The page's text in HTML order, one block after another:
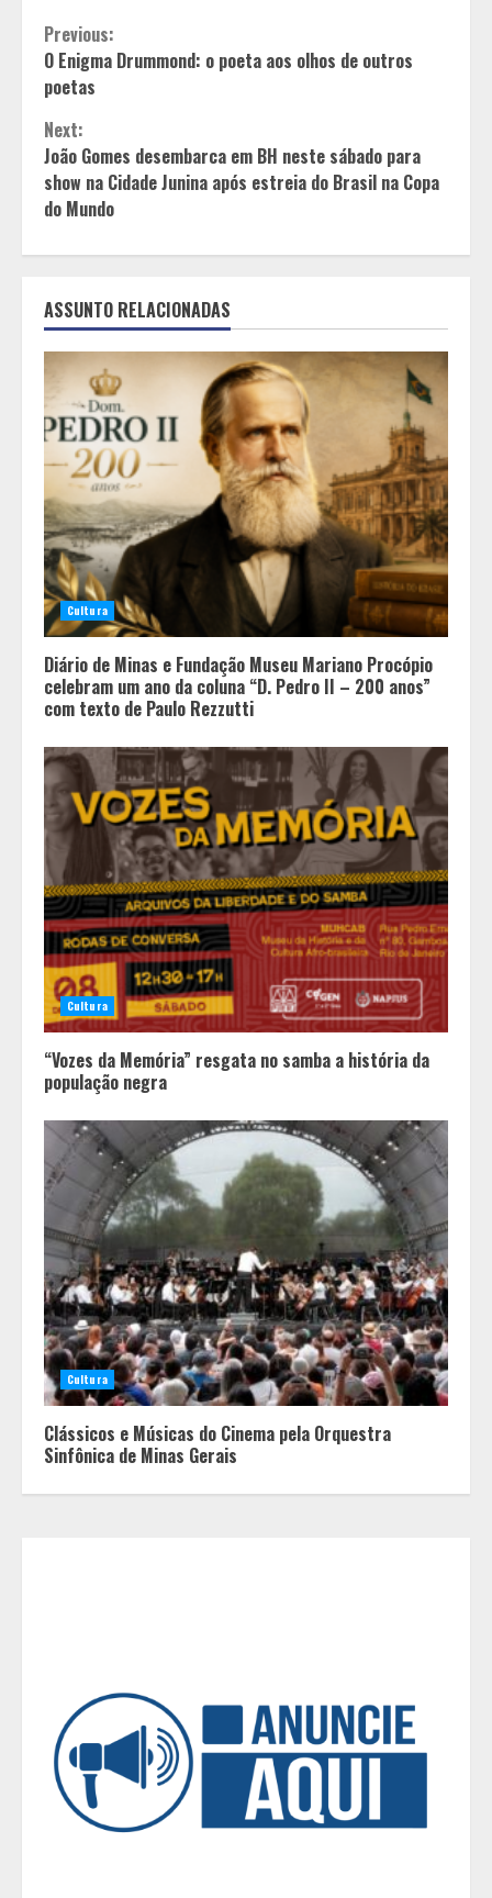
Continue
Reading
Previous:
O Enigma Drummond: o poeta aos olhos de outros
poetas
Next:
João Gomes desembarca em BH neste sábado para
show na Cidade Junina após estreia do Brasil na Copa
do Mundo
ASSUNTO RELACIONADAS
Cultura
Diário de Minas e Fundação Museu Mariano Procópio
celebram um ano da coluna “D. Pedro II – 200 anos”
com texto de Paulo Rezzutti
Cultura
“Vozes da Memória” resgata no samba a história da
população negra
Cultura
Clássicos e Músicas do Cinema pela Orquestra
Sinfônica de Minas Gerais
2
Minas+Doce- Feira e Festival da
Doçaria e Confeitaria Mineira
de Dublin sob vigilância
5
Mariano Procópio celebram um ano
da coluna “D. Pedro II – 200 anos”
com texto de Paulo Rezzutti
Chegada da seca impulsiona ritmo